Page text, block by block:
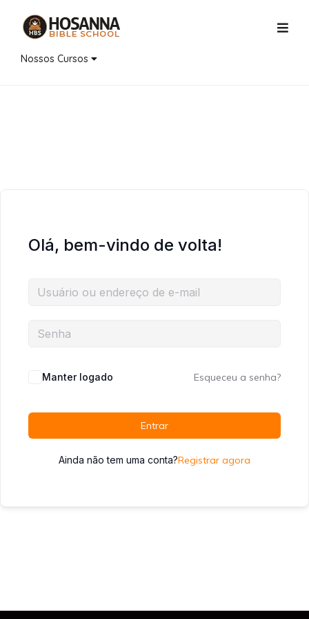
Nossos Cursos
Olá, bem-vindo de volta!
Manter logado Esqueceu a senha?
Entrar
Ainda não tem uma conta?Registrar agora